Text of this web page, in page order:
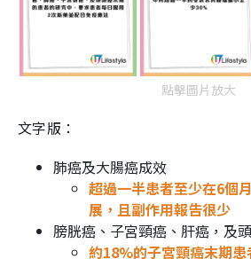
點擊圖片放大
文字版：
肺癌及大腸癌成效
超過一半患者至少在6個
展，且副作用報告很少
膀胱癌、子宮頸癌、肝癌，及
約18%的子宮頸癌末期